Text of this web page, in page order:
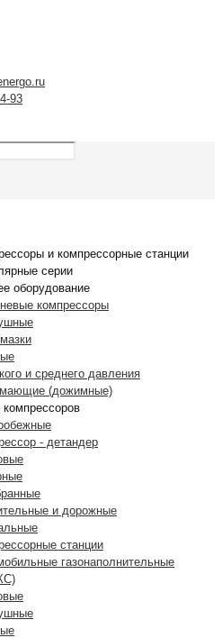
93
и компрессорные станции
серии
оборудование
компрессоры
и среднего давления
(дожимные)
- детандер
и дорожные
станции
газонаполнительные